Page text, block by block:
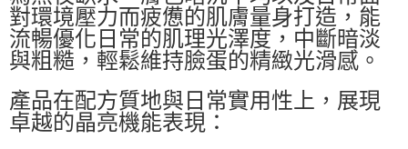
對環境壓力而疲憊的肌膚量身打造，能
流暢優化日常的肌理光澤度，中斷暗淡
與粗糙，輕鬆維持臉蛋的精緻光滑感。
產品在配方質地與日常實用性上，展現
卓越的晶亮機能表現：